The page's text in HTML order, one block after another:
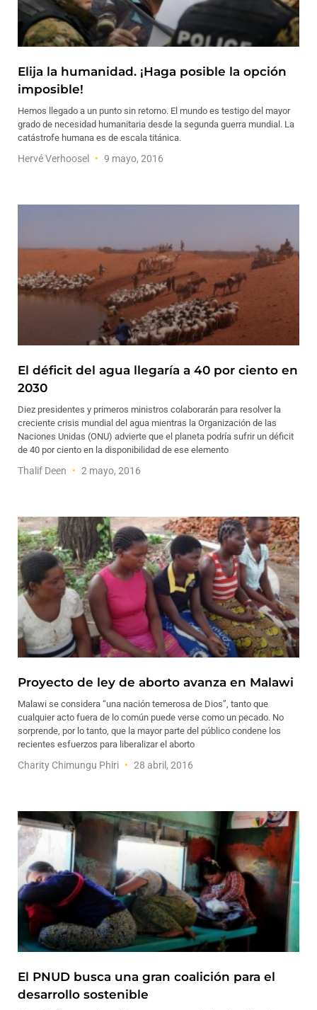
Elija la humanidad. ¡Haga posible la opción
imposible!
Hemos llegado a un punto sin retorno. El mundo es testigo del mayor
grado de necesidad humanitaria desde la segunda guerra mundial. La
catástrofe humana es de escala titánica.
Hervé Verhoosel 9 mayo, 2016
El déficit del agua llegaría a 40 por ciento en
2030
Diez presidentes y primeros ministros colaborarán para resolver la
creciente crisis mundial del agua mientras la Organización de las
Naciones Unidas (ONU) advierte que el planeta podría sufrir un déficit
de 40 por ciento en la disponibilidad de ese elemento
Thalif Deen 2 mayo, 2016
Proyecto de ley de aborto avanza en Malawi
Malawi se considera “una nación temerosa de Dios”, tanto que
cualquier acto fuera de lo común puede verse como un pecado. No
sorprende, por lo tanto, que la mayor parte del público condene los
recientes esfuerzos para liberalizar el aborto
Charity Chimungu Phiri 28 abril, 2016
El PNUD busca una gran coalición para el
desarrollo sostenible